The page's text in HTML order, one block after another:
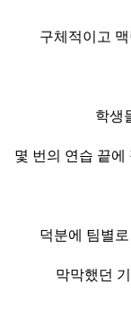
구체적이고
학생
몇 번의 연습 끝
덕분에 팀별
막막했던